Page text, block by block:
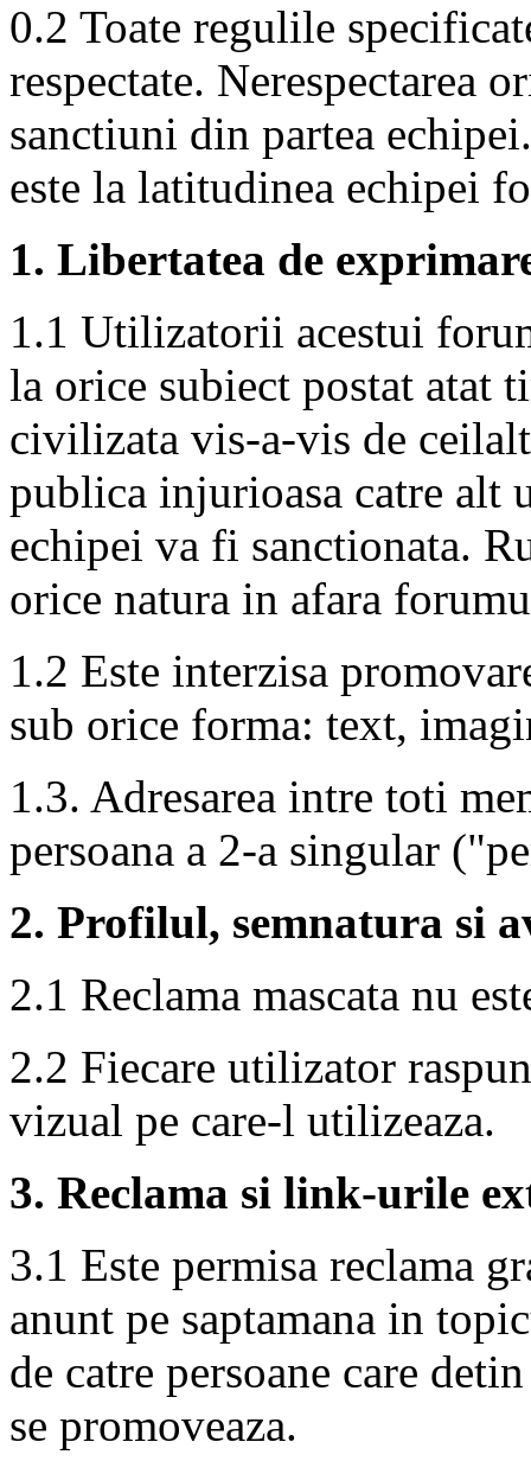
0.2 Toate regulile
respectate. Nerespectarea
sanctiuni din partea
este la latitudinea echipei
1. Libertatea de
1.1 Utilizatorii acestui
la orice subiect postat atat
civilizata vis-a-vis de
publica injurioasa catre alt
echipei va fi sanctionata.
orice natura in afara
1.2 Este interzisa
sub orice forma: text,
1.3. Adresarea intre toti
persoana a 2-a singular
2. Profilul, semnatura si
2.1 Reclama mascata nu
2.2 Fiecare utilizator
vizual pe care-l utilizeaza.
3. Reclama si link-urile
3.1 Este permisa reclama
anunt pe saptamana in
de catre persoane care
se promoveaza.